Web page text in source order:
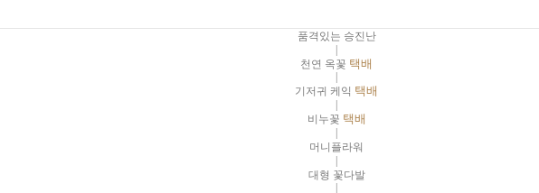
품격있는 승진난
|
천연 옥꽃 택배
기저귀 케익 택배
비누꽃 택배
|
머니플라워
|
대형 꽃다발